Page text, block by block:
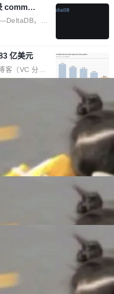
建，单个数据
面就被消除
资源。当 cel
SQLite 数据
一真相...
Ultra / Z
低端机器，
、REDMI No
X300 E这
/ Z Fold8 /
日发布，且全
，它们本该
commit
，一
辑操作的版
阶段。 De
page 最显
com
写出来的。git
次编辑：Delt
作，...
亿美元
客（VC 分
绩报告，Spac
马逊、Alpha
头相比，Spa
。然而，支
然不同的面
依托充沛的经
Muse Spark
句话概括：
install.
动规划、写
据介绍，Muse
。这些后
图谱校
局视野。整个
→ 控制难度
TENT。
Mooncake T
、非零拷贝
业研发场景的
借卓越的技术